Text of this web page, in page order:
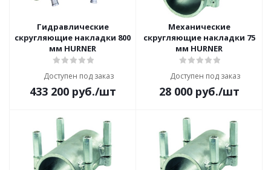
Гидравлические
скругляющие накладки 800
мм HURNER
Доступен под заказ
433 200руб./шт
Механические
скругляющие накладки 75
мм HURNER
Доступен под заказ
28 000руб./шт